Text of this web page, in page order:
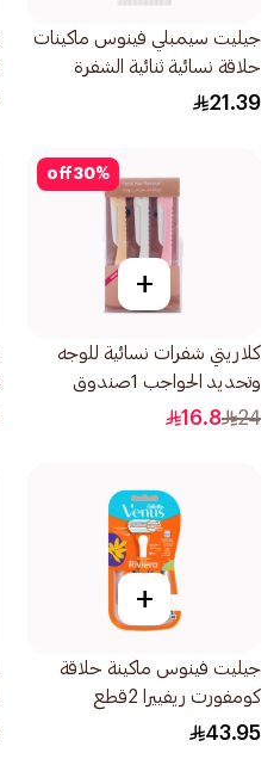
جيليت سيمبلي فينوس ماكينات
حلاقة نسائية ثنائية الشفرة
4قطع
21.39
30%
off
+
كلاريتي شفرات نسائية للوجه
وتحديد الحواجب 1صندوق
24
16.8
+
جيليت فينوس ماكينة حلاقة
كومفورت ريفييرا 2قطع
43.95